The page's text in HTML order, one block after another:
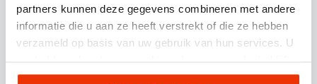
partners kunnen deze gegevens combineren met andere
informatie die u aan ze heeft verstrekt of die ze hebben
verzameld op basis van uw gebruik van hun services. U
gebruiken.
over home workouts. Het kan dus prima dat er
iemand wekelijks deze blog of video’s bezoekt